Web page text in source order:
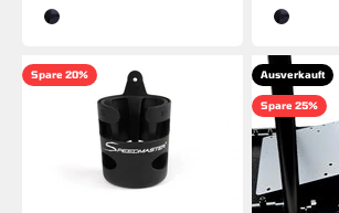
Farbe
Schwarz
Farbe
Schwarz
Spare 20% Ausverkauft
Spare 25%